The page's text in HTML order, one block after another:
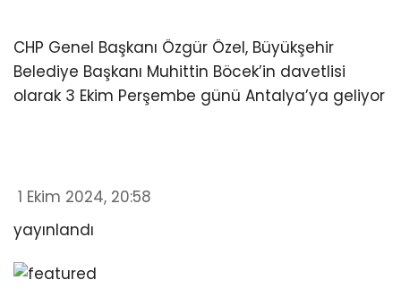
CHP Genel Başkanı Özgür Özel, Büyükşehir
Belediye Başkanı Muhittin Böcek’in davetlisi
olarak 3 Ekim Perşembe günü Antalya’ya geliyor
1 Ekim 2024, 20:58
yayınlandı